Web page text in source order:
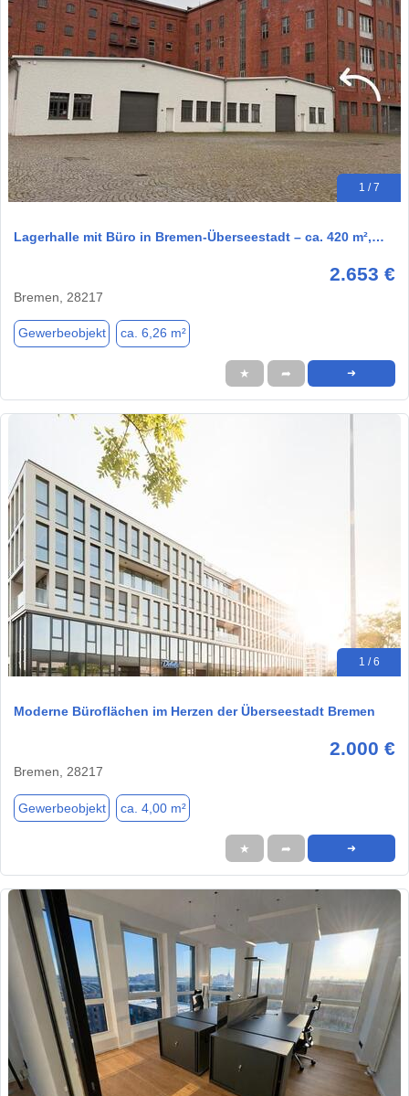
1 / 7
Lagerhalle mit Büro in Bremen-Überseestadt – ca. 420 m²,…
2.653 €
Bremen, 28217
Gewerbeobjekt ca. 6,26 m²
★ ➦ ➜
1 / 6
Moderne Büroflächen im Herzen der Überseestadt Bremen
2.000 €
Bremen, 28217
Gewerbeobjekt ca. 4,00 m²
★ ➦ ➜